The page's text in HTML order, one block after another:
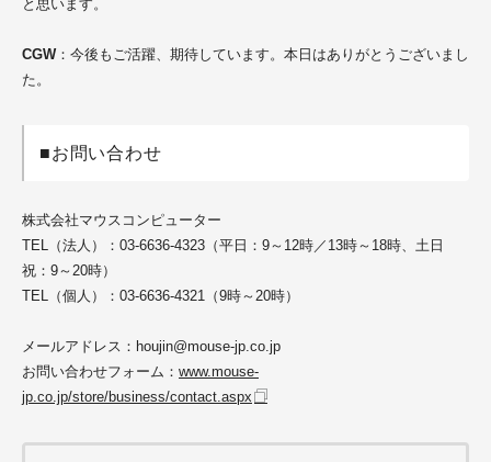
と思います。
CGW：今後もご活躍、期待しています。本日はありがとうございまし
た。
■お問い合わせ
株式会社マウスコンピューター
TEL（法人）：03-6636-4323（平日：9～12時／13時～18時、土日
祝：9～20時）
TEL（個人）：03-6636-4321（9時～20時）
メールアドレス：houjin@mouse-jp.co.jp
お問い合わせフォーム： www.mouse-
jp.co.jp/store/business/contact.aspx